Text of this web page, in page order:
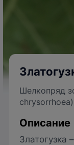
Шелкопряд
chrysorrhoea)
Описание
Златогузка